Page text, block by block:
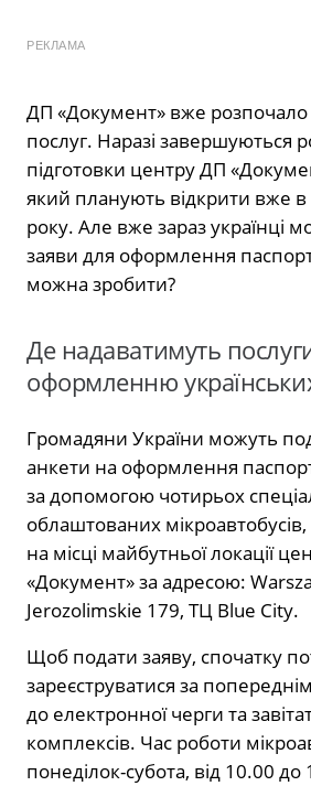
РЕКЛАМА
ДП «Документ» вже розпочало
послуг. Наразі завершуються
підготовки центру ДП
який планують відкрити вже в
року. Але вже зараз українці
заяви для оформлення
можна зробити?
Де надаватимуть
оформленню
Громадяни України можуть
анкети на оформлення
за допомогою чотирьох
облаштованих
на місці майбутньої локації
«Документ» за адресою:
Jerozolimskie 179, ТЦ Blue City.
Щоб подати заяву, спочатку
зареєструватися за
до електронної черги та
комплексів. Час роботи
понеділок-субота, від 10.00 до